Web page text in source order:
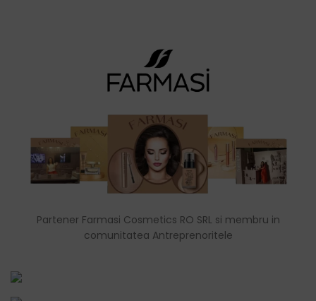
Partener Farmasi Cosmetics RO SRL si membru in
comunitatea Antreprenoritele